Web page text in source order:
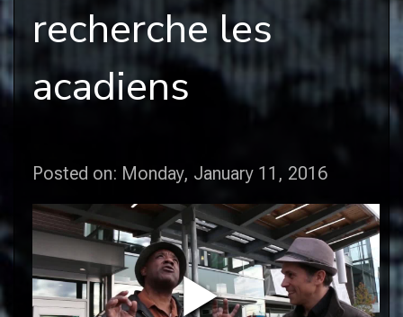
recherche les
acadiens
Posted on: Monday, January 11, 2016